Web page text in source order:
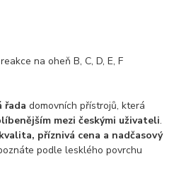
na oheň B, C, D, E, F
řada domovních přístrojů, která
mezi českými uživateli.
příznivá cena a nadčasový
podle lesklého povrchu